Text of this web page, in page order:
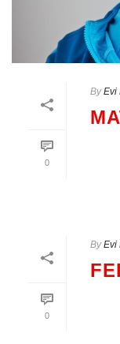
0
By Evi
0
By Evi